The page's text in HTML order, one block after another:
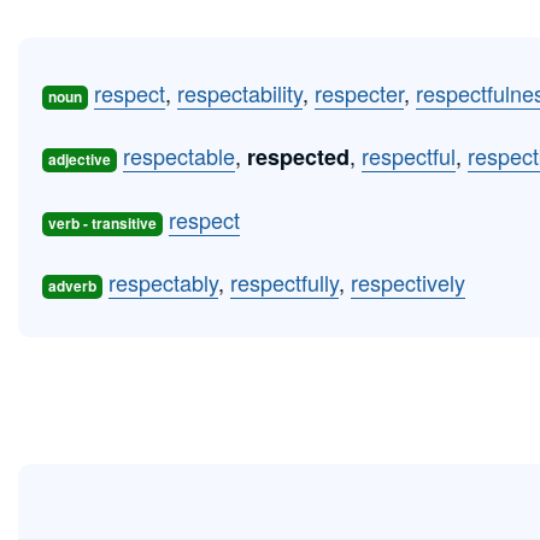
noun respect, respectability, respecter,
adjective respectable, respected, respectful,
verb - transitive respect
adverb respectably, respectfully, respectively